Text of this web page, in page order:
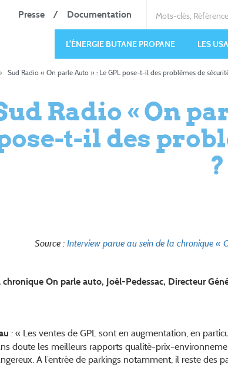
Presse Documentation
L’ÉNERGIE BUTANE PROPANE LES
Sud Radio « On parle Auto » : Le GPL pose-t-il des problèmes de
Radio « On
t-il des
?
Source : Interview parue au sein de la chronique «
On parle auto, Joël-Pedessac, Directeur
: « Les ventes de GPL sont en augmentation, en
doute les meilleurs rapports qualité-prix-
A l’entrée de parkings notamment, il reste des